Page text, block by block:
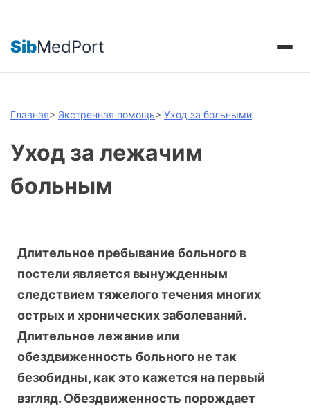
SibMedPort
Главная> Экстренная помощь> Уход за больными
Уход за лежачим
больным
Длительное пребывание больного в
постели является вынужденным
следствием тяжелого течения многих
острых и хронических заболеваний.
Длительное лежание или
обездвиженность больного не так
безобидны, как это кажется на первый
взгляд. Обездвиженность порождает